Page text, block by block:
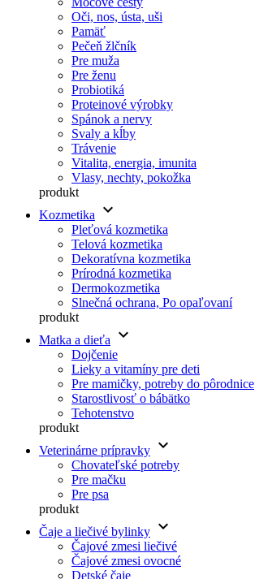
Oči, nos, ústa, uši
Pamäť
Pečeň žlčník
Pre muža
Pre ženu
Probiotiká
Proteinové výrobky
Spánok a nervy
Svaly a kĺby
Trávenie
Vitalita, energia, imunita
Vlasy, nechty, pokožka
produkt
Kozmetika
keyboard_arrow_down
Pleťová kozmetika
Telová kozmetika
Dekoratívna kozmetika
Prírodná kozmetika
Dermokozmetika
Slnečná ochrana, Po opaľovaní
produkt
Matka a dieťa
keyboard_arrow_down
Dojčenie
Lieky a vitamíny pre deti
Pre mamičky, potreby do pôrodnice
Starostlivosť o bábätko
Tehotenstvo
produkt
Veterinárne prípravky keyboard_arrow_down
Chovateľské potreby
Pre mačku
Pre psa
produkt
Čaje a liečivé bylinky keyboard_arrow_down
Čajové zmesi liečivé
Čajové zmesi ovocné
Detské čaje